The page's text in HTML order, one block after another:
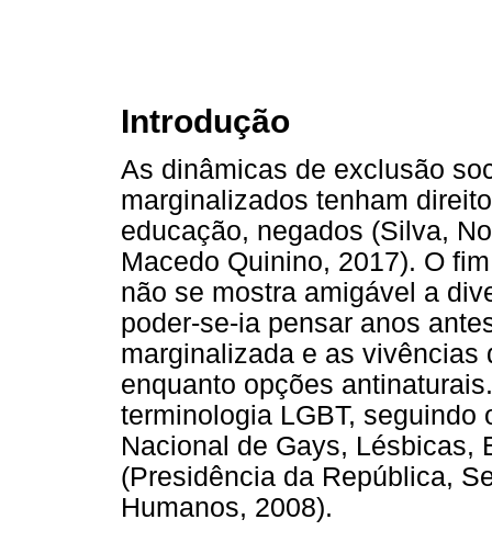
Introdução
As dinâmicas de exclusão
marginalizados tenham
educação, negados (Silva,
Macedo Quinino, 2017). O
não se mostra amigável a
poder-se-ia pensar anos
marginalizada e as
enquanto opções
terminologia LGBT, seguindo
Nacional de Gays, Lésbicas,
(Presidência da República,
Humanos, 2008).